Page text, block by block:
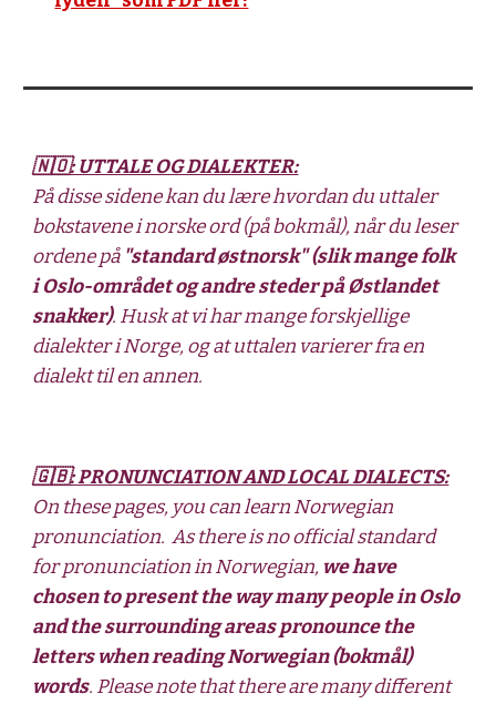
🇳🇴: UTTALE OG DIALEKTER:
På disse sidene kan du lære hvordan du uttaler
bokstavene i norske ord (på bokmål), når du leser
ordene på "standard østnorsk" (slik mange folk
i Oslo-området og andre steder på Østlandet
snakker). Husk at vi har mange forskjellige
dialekter i Norge, og at uttalen varierer fra en
dialekt til en annen.
🇬🇧: PRONUNCIATION AND LOCAL DIALECTS:
On these pages, you can learn Norwegian
pronunciation.  As there is no official standard
for pronunciation in Norwegian, we have
chosen to present the way many people in Oslo
and the surrounding areas pronounce the
letters when reading Norwegian (bokmål)
words. Please note that there are many different